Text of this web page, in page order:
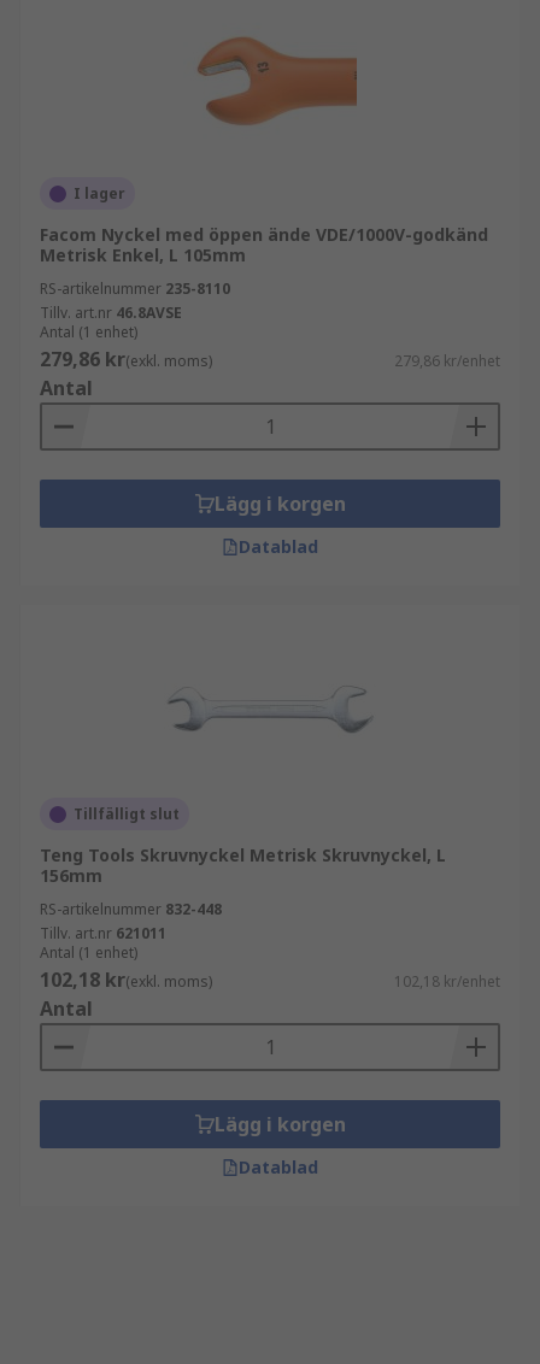
I lager
Facom Nyckel med öppen ände VDE/1000V-godkänd
Metrisk Enkel, L 105mm
RS-artikelnummer 235-8110
Tillv. art.nr 46.8AVSE
Antal (1 enhet)
279,86 kr(exkl. moms) 279,86 kr/enhet
Antal
Lägg i korgen
Datablad
Tillfälligt slut
Teng Tools Skruvnyckel Metrisk Skruvnyckel, L
156mm
RS-artikelnummer 832-448
Tillv. art.nr 621011
Antal (1 enhet)
102,18 kr(exkl. moms) 102,18 kr/enhet
Antal
Lägg i korgen
Datablad